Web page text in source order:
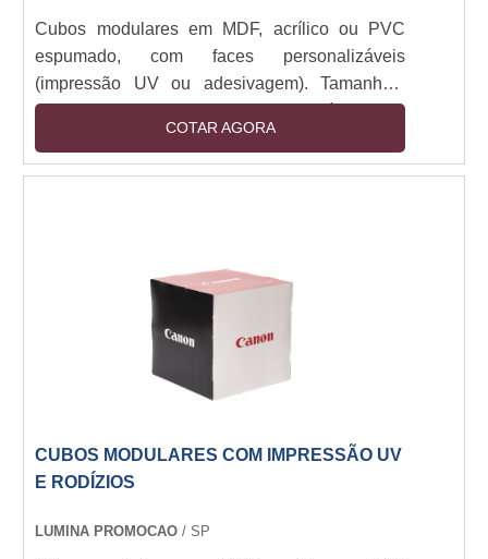
Cubos modulares em MDF, acrílico ou PVC
espumado, com faces personalizáveis
(impressão UV ou adesivagem). Tamanhos:
30x30cm a 1x1m. Estrutura montável com
encaixe ou imã, opcional com base em aço ou
rodízios. Iluminação LED integrada (12V).
COTAR AGORA
CUBOS MODULARES COM IMPRESSÃO UV
E RODÍZIOS
LUMINA PROMOCAO / SP